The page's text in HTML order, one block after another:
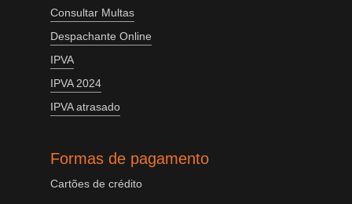
Consultar Multas
Despachante Online
IPVA
IPVA 2024
IPVA atrasado
Formas de pagamento
Cartões de crédito